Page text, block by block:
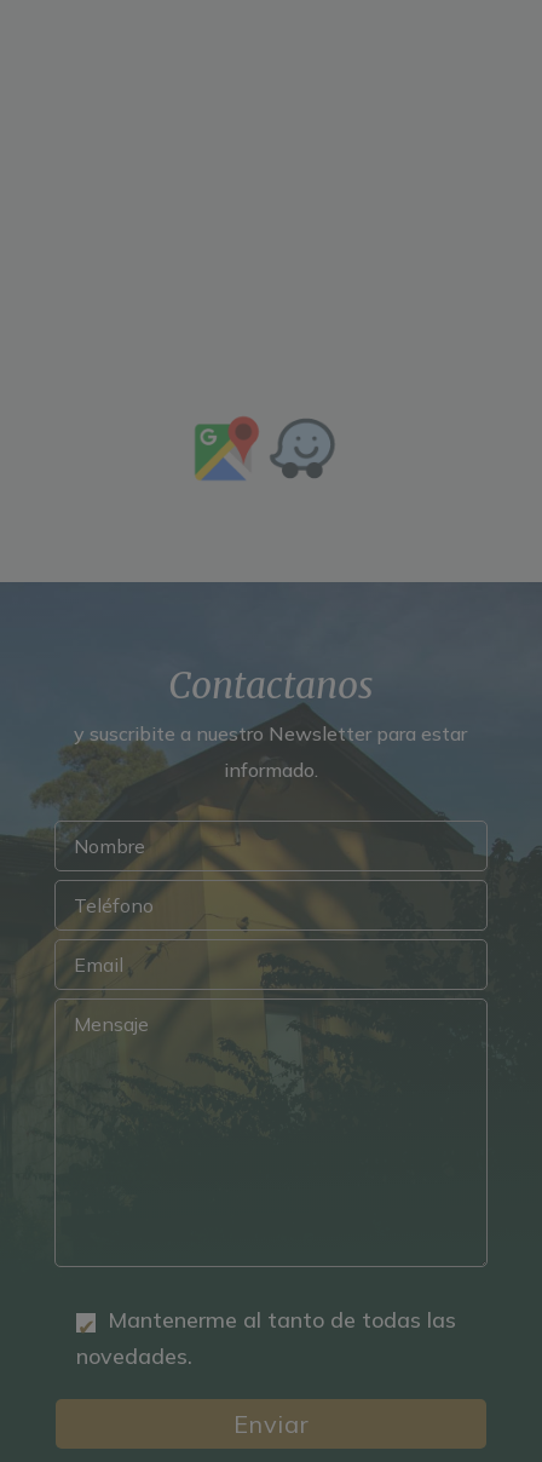
Contactanos
y suscribite a nuestro Newsletter para estar
informado.
Mantenerme al tanto de todas las
novedades.